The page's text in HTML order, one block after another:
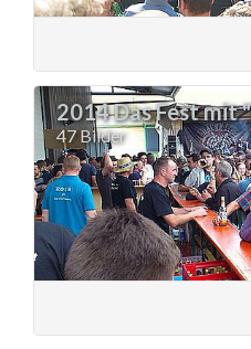
2014 Das Fest mit
47 Bilder